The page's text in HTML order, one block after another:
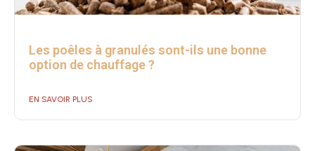
Les poêles à granulés sont-ils une bonne
option de chauffage ?
EN SAVOIR PLUS